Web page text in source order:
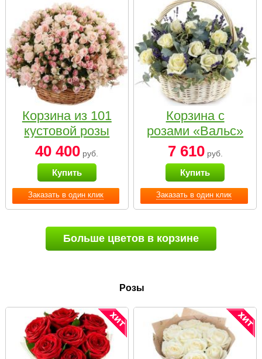
Заказать в один клик
Корзина из 101
кустовой розы
нежных тонов
40 400 руб.
Купить
Заказать в один клик
Корзина с
розами «Вальс»
7 610руб.
Купить
Больше цветов в корзине
Розы